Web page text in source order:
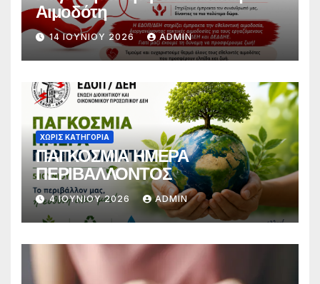
Αιμοδότη
14 ΙΟΥΝΊΟΥ 2026 ADMIN
ΧΩΡΊΣ ΚΑΤΗΓΟΡΊΑ
ΠΑΓΚΟΣΜΙΑ ΗΜΕΡΑ
ΠΕΡΙΒΑΛΛΟΝΤΟΣ
4 ΙΟΥΝΊΟΥ 2026 ADMIN